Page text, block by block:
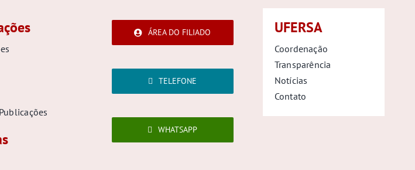
ÁREA DO FILIADO
TELEFONE
WHATSAPP
UFERSA
Coordenação
Transparência
Notícias
Contato